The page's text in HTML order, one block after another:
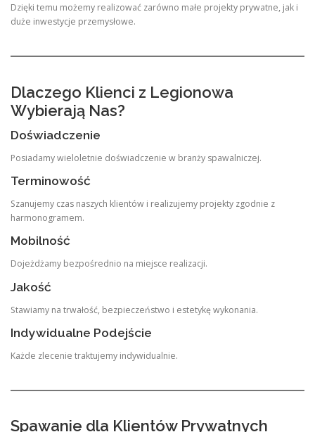
Dzięki temu możemy realizować zarówno małe projekty prywatne, jak i
duże inwestycje przemysłowe.
Dlaczego Klienci z Legionowa
Wybierają Nas?
Doświadczenie
Posiadamy wieloletnie doświadczenie w branży spawalniczej.
Terminowość
Szanujemy czas naszych klientów i realizujemy projekty zgodnie z
harmonogramem.
Mobilność
Dojeżdżamy bezpośrednio na miejsce realizacji.
Jakość
Stawiamy na trwałość, bezpieczeństwo i estetykę wykonania.
Indywidualne Podejście
Każde zlecenie traktujemy indywidualnie.
Spawanie dla Klientów Prywatnych